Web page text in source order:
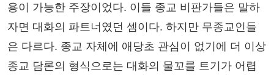
용이 가능한 주장이었다. 이들 종교 비판가들은 말하
자면 대화의 파트너였던 셈이다. 하지만 무종교인들
은 다르다. 종교 자체에 애당초 관심이 없기에 더 이상
종교 담론의 형식으로는 대화의 물꼬를 트기가 어렵